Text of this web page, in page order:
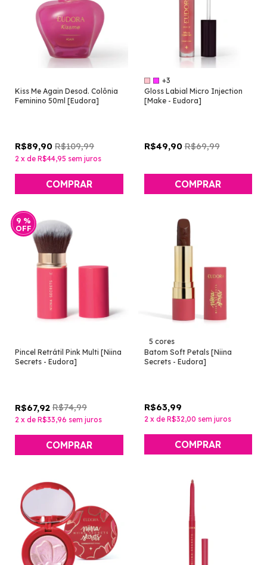
Kiss Me Again Desod. Colônia
Feminino 50ml [Eudora]
R$89,90 R$109,99
2 x de R$44,95 sem juros
+3
Gloss Labial Micro Injection
[Make - Eudora]
R$49,90 R$69,99
COMPRAR
9 %
OFF
Pincel Retrátil Pink Multi [Niina
Secrets - Eudora]
R$67,92 R$74,99
2 x de R$33,96 sem juros
5 cores
Batom Soft Petals [Niina
Secrets - Eudora]
R$63,99
2 x de R$32,00 sem juros
COMPRAR